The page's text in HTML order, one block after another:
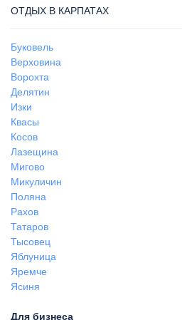
ОТДЫХ В КАРПАТАХ
Буковель
Верховина
Ворохта
Делятин
Изки
Квасы
Косов
Лазещина
Мигово
Микуличин
Поляна
Рахов
Татаров
Тысовец
Яблуница
Яремче
Ясиня
Для бизнеса